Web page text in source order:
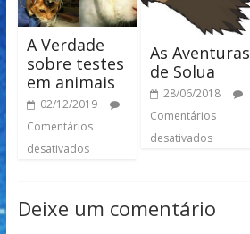
A Verdade
sobre testes
em animais
02/12/2019
Comentários
desativados
As Aventuras
de Solua
28/06/2018
Comentários
desativados
Deixe um comentário